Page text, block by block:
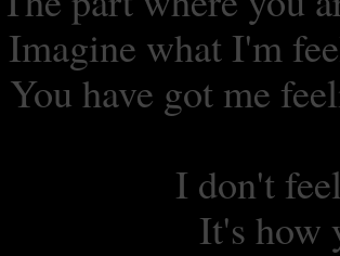
Imagine what I'm
You have got me
I don't
It's how